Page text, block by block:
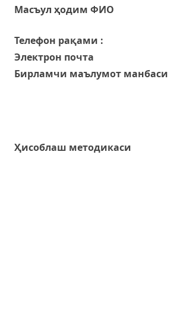
Масъул ҳодим ФИО
Телефон рақами :
Электрон почта
Бирламчи маълумот манбаси
Ҳисоблаш методикаси